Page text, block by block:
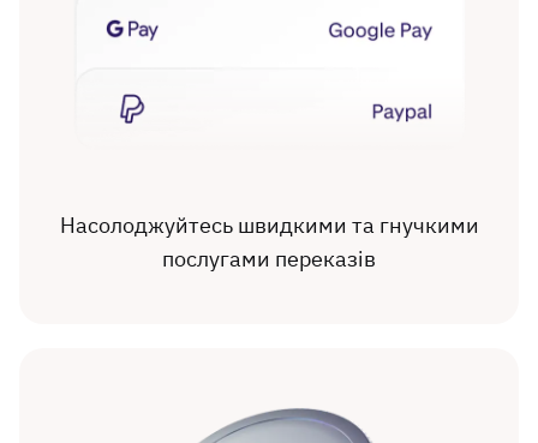
Насолоджуйтесь швидкими та гнучкими
послугами переказів